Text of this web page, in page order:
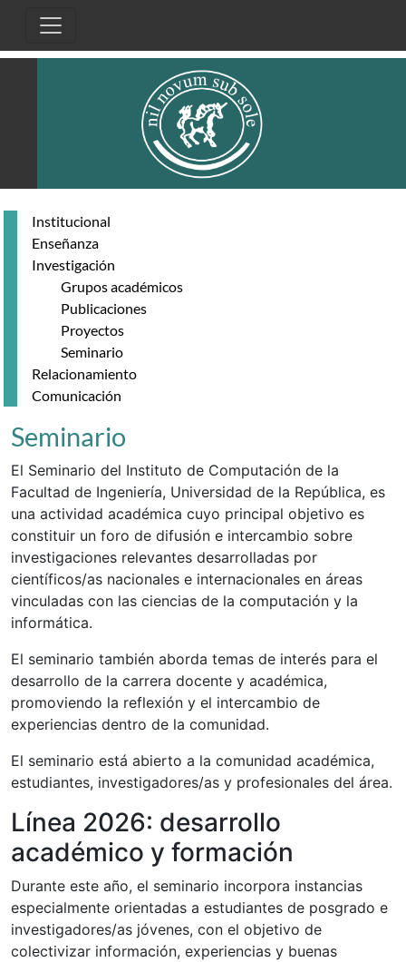
Institucional
Enseñanza
Investigación
Grupos académicos
Publicaciones
Proyectos
Seminario
Relacionamiento
Comunicación
Seminario
El Seminario del Instituto de Computación de la
Facultad de Ingeniería, Universidad de la República, es
una actividad académica cuyo principal objetivo es
constituir un foro de difusión e intercambio sobre
investigaciones relevantes desarrolladas por
científicos/as nacionales e internacionales en áreas
vinculadas con las ciencias de la computación y la
informática.
El seminario también aborda temas de interés para el
desarrollo de la carrera docente y académica,
promoviendo la reflexión y el intercambio de
experiencias dentro de la comunidad.
El seminario está abierto a la comunidad académica,
estudiantes, investigadores/as y profesionales del área.
Línea 2026: desarrollo
académico y formación
Durante este año, el seminario incorpora instancias
especialmente orientadas a estudiantes de posgrado e
investigadores/as jóvenes, con el objetivo de
colectivizar información, experiencias y buenas